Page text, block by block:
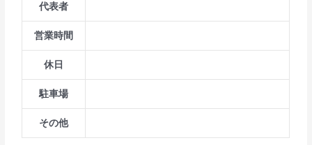
代表者
営業時間
休日
駐車場
その他